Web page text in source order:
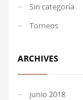
Sin categoría
Torneos
ARCHIVES
junio 2018